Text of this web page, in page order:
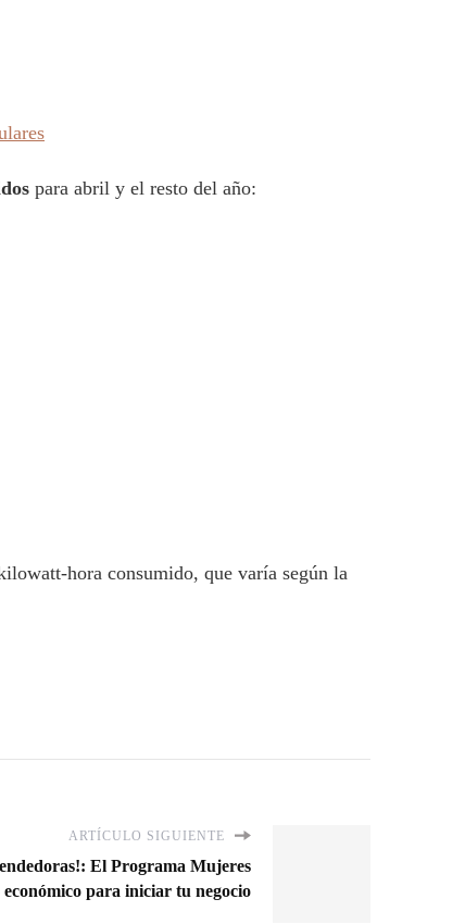
para abril y el resto del año:
hora consumido, que varía según la
ARTÍCULO SIGUIENTE
El Programa Mujeres
para iniciar tu negocio